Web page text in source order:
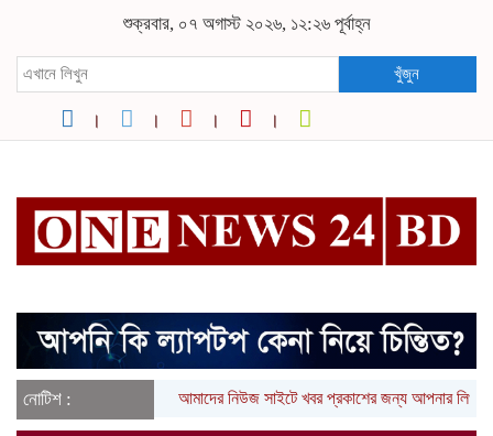
শুক্রবার, ০৭ অগাস্ট ২০২৬, ১২:২৬ পূর্বাহ্ন
খুঁজুন
নোটিশ : আমাদের নিউজ সাইটে খবর প্রকাশের জন্য আপনার লিখা (তথ্য,